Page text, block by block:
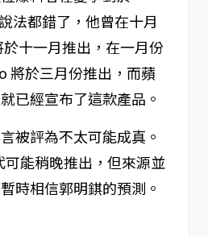
法都錯了，他曾在十月
十一月推出，在一月份
將於三月份推出，而蘋
已經宣布了這款產品。
被評為不太可能成真。
可能稍晚推出，但來源並
時相信郭明錤的預測。